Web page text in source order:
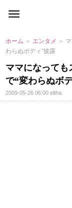
ホーム ＞ エンタメ ＞
わらぬボディ”披露
ママになって
で“変わらぬボ
2009-05-26 06:00eltha